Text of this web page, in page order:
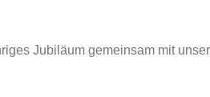
Jubiläum gemeinsam mit